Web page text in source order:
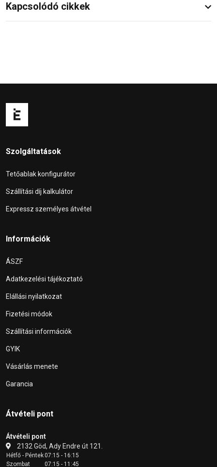
Kapcsolódó cikkek
Szolgáltatások
Tetőablak konfigurátor
Szállítási díj kalkulátor
Expressz személyes átvétel
Információk
ÁSZF
Adatkezelési tájékoztató
Elállási nyilatkozat
Fizetési módok
Szállítási információk
GYIK
Vásárlás menete
Garancia
Átvételi pont
Átvételi pont
2132 Göd, Ady Endre út 121.
Hétfő - Péntek07:15 - 16:15
Szombat
07:15 - 11:45